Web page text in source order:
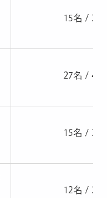
15名 / 22
27名 / 45
15名 / 30
12名 / 21